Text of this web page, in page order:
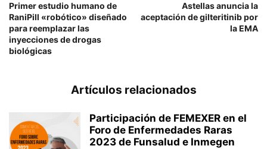
Primer estudio humano de
RaniPill «robótico» diseñado
para reemplazar las
inyecciones de drogas
biológicas
Astellas anuncia la
aceptación de gilteritinib por
la EMA
Artículos relacionados
Participación de FEMEXER en el
Foro de Enfermedades Raras
2023 de Funsalud e Inmegen